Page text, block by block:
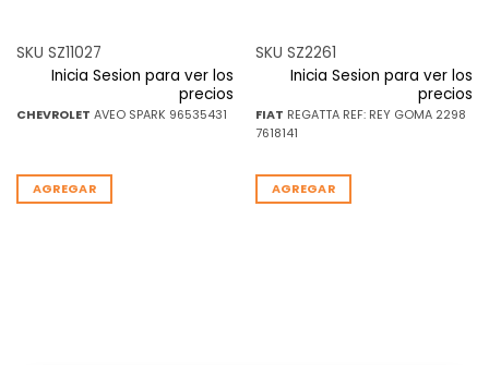
SKU SZ11027
Inicia Sesion para ver los
precios
CHEVROLET AVEO SPARK 96535431
AGREGAR
SKU SZ2261
Inicia Sesion para ver los
precios
FIAT REGATTA REF: REY GOMA 2298
7618141
AGREGAR